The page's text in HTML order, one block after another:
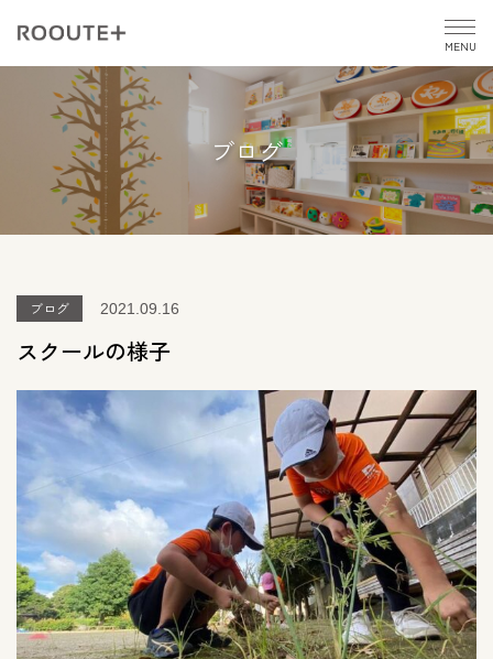
MENU
ブログ
ブログ 2021.09.16
スクールの様子